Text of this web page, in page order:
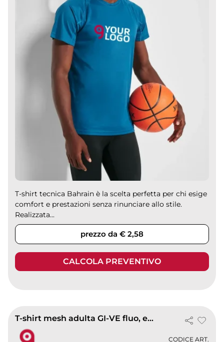
T-shirt tecnica Bahrain è la scelta perfetta per chi esige
comfort e prestazioni senza rinunciare allo stile.
Realizzata...
prezzo da € 2,58
CALCOLA PREVENTIVO
T-shirt mesh adulta GI-VE fluo, extra traspirante
CODICE ART.